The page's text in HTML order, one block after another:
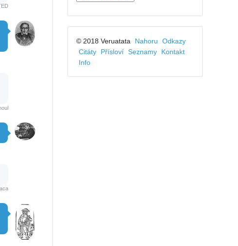
© 2018 Veruatata Nahoru
Odkazy
Citáty
Přísloví Seznamy
Kontakt
Info